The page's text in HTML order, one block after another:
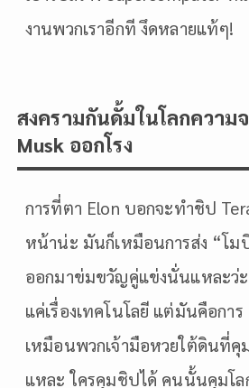
งานพวกเราอีกที งึดหลายแท้ๆ!
สงครามกันดั้มในโลกความจ
Musk ออกโรง
การที่ตา Elon บอกจะทำชิป
หน้าน่ะ มันก็เหมือนการส่ง “โ
ออกมาข่มขวัญคู่แข่งนั่นแหละว่
แค่เรื่องเทคโนโลยี แต่มันคือกา
เหมือนพวกเจ้ามือหวยใต้ดินที่
แหละ ใครคุมชิปได้ คนนั้นคุมโล